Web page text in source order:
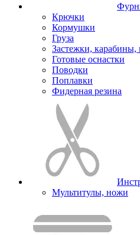
Крючки
Кормушки
Груза
Застежки, карабины,
Готовые оснастки
Поводки
Поплавки
Фидерная резина
Мультитулы, ножи